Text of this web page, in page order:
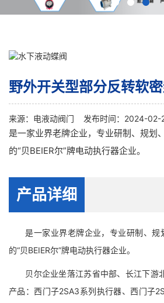
野外开关型部分反转软
来源： 电液动阀门 发布时间：2024-02-
是一家业界老牌企业，专业研制、规划
的“贝BEIER尔”牌电动执行器企业。
产品详细
是一家业界老牌企业，专业研制、规
的“贝BEIER尔”牌电动执行器企业。
贝尔企业坐落江苏省中部、长江下游
产品：西门子2SA3系列执行器、西门子